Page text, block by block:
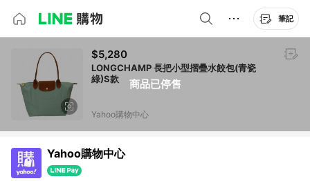
筆記
商品已停售
$5,280
LONGCHAMP 長把小型摺疊水餃包(青瓷
綠)S款
Yahoo購物中心
Yahoo購物中心